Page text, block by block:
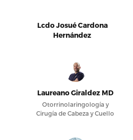
Lcdo Josué Cardona
Hernández
Laureano Giraldez MD
Otorrinolaringología y
Cirugía de Cabeza y Cuello